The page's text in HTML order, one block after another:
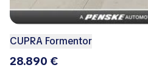
CUPRA Formentor
28.890 €